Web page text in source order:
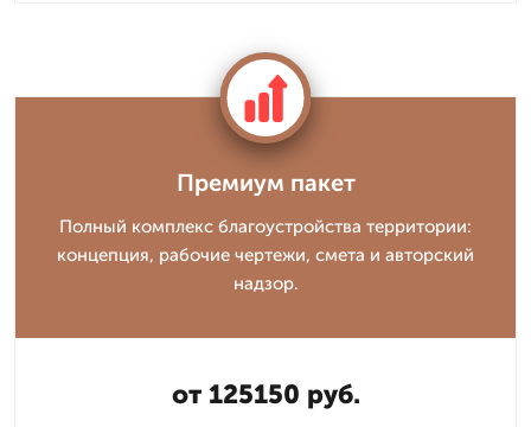
Премиум пакет
Полный комплекс благоустройства территории:
концепция, рабочие чертежи, смета и авторский
надзор.
от 125150 руб.